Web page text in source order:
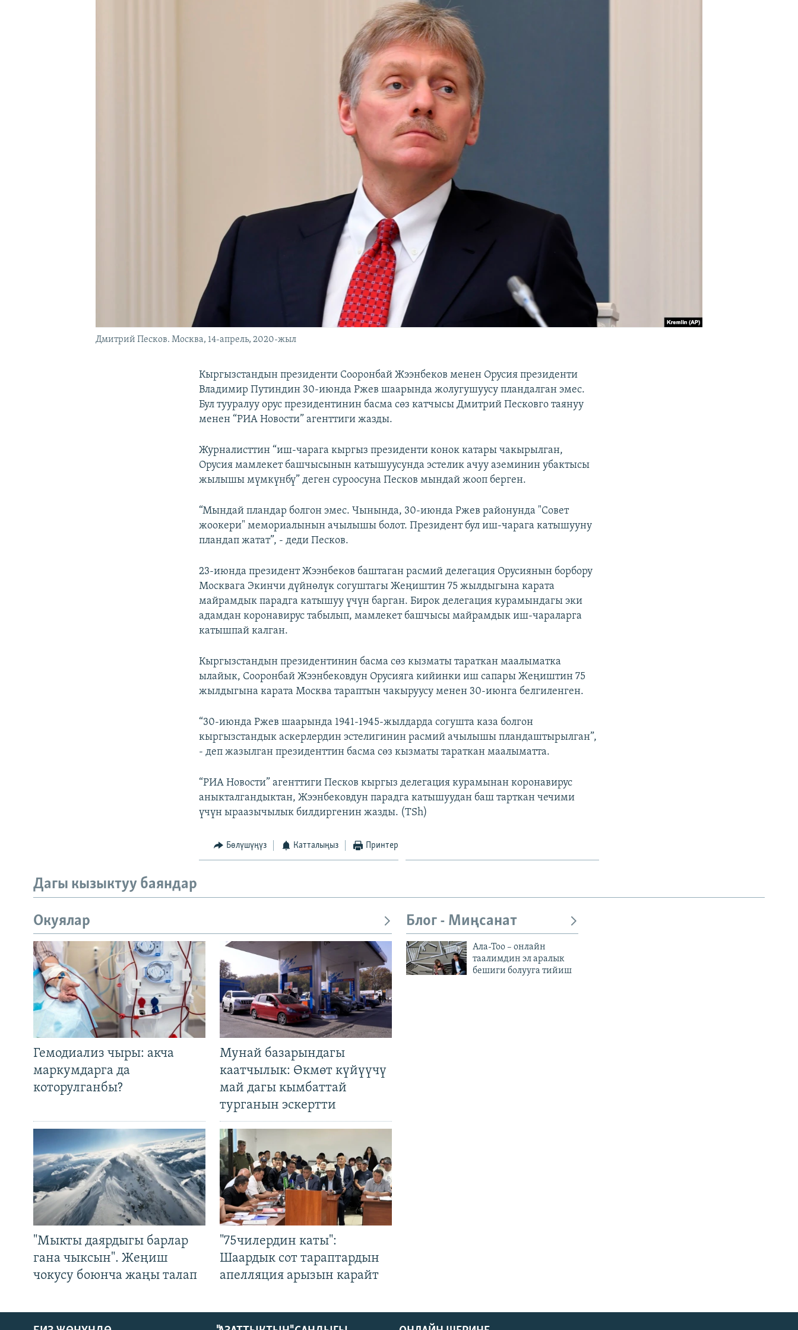
Дмитрий Песков. Москва, 14-апрель, 2020-жыл
Кыргызстандын президенти Сооронбай Жээнбеков менен Орусия президенти
Владимир Путиндин 30-июнда Ржев шаарында жолугушуусу пландалган эмес.
Бул тууралуу орус президентинин басма сөз катчысы Дмитрий Песковго таянуу
менен “РИА Новости” агенттиги жазды.
Журналисттин “иш-чарага кыргыз президенти конок катары чакырылган,
Орусия мамлекет башчысынын катышуусунда эстелик ачуу аземинин убактысы
жылышы мүмкүнбү” деген суроосуна Песков мындай жооп берген.
“Мындай пландар болгон эмес. Чынында, 30-июнда Ржев районунда "Совет
жоокери" мемориалынын ачылышы болот. Президент бул иш-чарага катышууну
пландап жатат”, - деди Песков.
23-июнда президент Жээнбеков баштаган расмий делегация Орусиянын борбору
Москвага Экинчи дүйнөлүк согуштагы Жеңиштин 75 жылдыгына карата
майрамдык парадга катышуу үчүн барган. Бирок делегация курамындагы эки
адамдан коронавирус табылып, мамлекет башчысы майрамдык иш-чараларга
катышпай калган.
Кыргызстандын президентинин басма сөз кызматы тараткан маалыматка
ылайык, Сооронбай Жээнбековдун Орусияга кийинки иш сапары Жеңиштин 75
жылдыгына карата Москва тараптын чакыруусу менен 30-июнга белгиленген.
“30-июнда Ржев шаарында 1941-1945-жылдарда согушта каза болгон
кыргызстандык аскерлердин эстелигинин расмий ачылышы пландаштырылган”,
- деп жазылган президенттин басма сөз кызматы тараткан маалыматта.
“РИА Новости” агенттиги Песков кыргыз делегация курамынан коронавирус
аныкталгандыктан, Жээнбековдун парадга катышуудан баш тарткан чечими
үчүн ыраазычылык билдиргенин жазды. (TSh)
Бөлүшүңүз Катталыңыз Принтер
Дагы кызыктуу баяндар
Окуялар
Гемодиализ чыры: акча
маркумдарга да
которулганбы?
Мунай базарындагы
каатчылык: Өкмөт күйүүчү
май дагы кымбаттай
турганын эскертти
"Мыкты даярдыгы барлар
гана чыксын". Жеңиш
чокусу боюнча жаңы талап
"75чилердин каты":
Шаардык сот тараптардын
апелляция арызын карайт
Блог - Миңсанат
Ала-Тоо – онлайн
таалимдин эл аралык
бешиги болууга тийиш